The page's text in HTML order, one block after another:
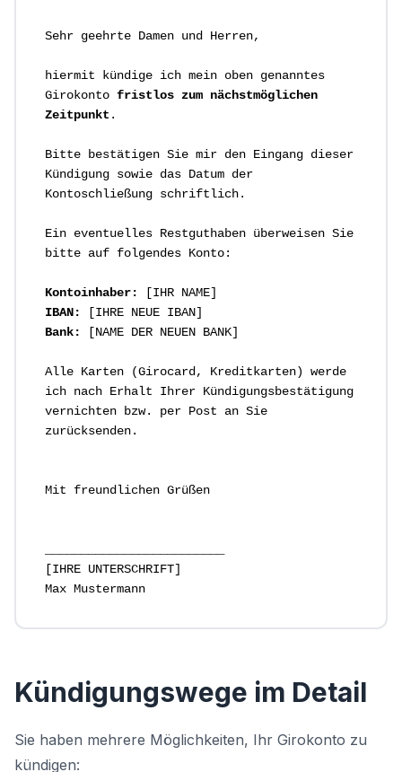
Sehr geehrte Damen und Herren,
hiermit kündige ich mein oben genanntes
Girokonto fristlos zum nächstmöglichen
Zeitpunkt .
Bitte bestätigen Sie mir den Eingang dieser
Kündigung sowie das Datum der
Kontoschließung schriftlich.
Ein eventuelles Restguthaben überweisen Sie
bitte auf folgendes Konto:
Kontoinhaber:
[IHR NAME]
IBAN:
[IHRE NEUE IBAN]
Bank:
[NAME DER NEUEN BANK]
Alle Karten (Girocard, Kreditkarten) werde
ich nach Erhalt Ihrer Kündigungsbestätigung
vernichten bzw. per Post an Sie
zurücksenden.
Mit freundlichen Grüßen
[IHRE UNTERSCHRIFT]
Max Mustermann
Kündigungswege im Detail
Sie haben mehrere Möglichkeiten, Ihr Girokonto zu
kündigen: